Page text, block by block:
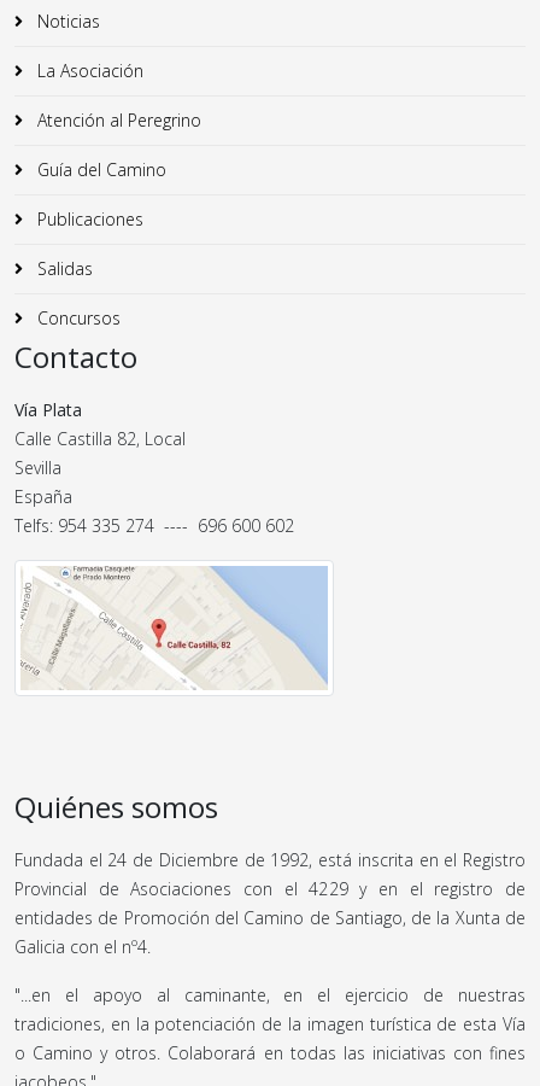
Noticias
La Asociación
Atención al Peregrino
Guía del Camino
Publicaciones
Salidas
Concursos
Contacto
Vía Plata
Calle Castilla 82, Local
Sevilla
España
Telfs: 954 335 274 ---- 696 600 602
Quiénes somos
Fundada el 24 de Diciembre de 1992, está inscrita en el Registro
Provincial de Asociaciones con el 4229 y en el registro de
entidades de Promoción del Camino de Santiago, de la Xunta de
Galicia con el nº4.
"...en el apoyo al caminante, en el ejercicio de nuestras
tradiciones, en la potenciación de la imagen turística de esta Vía
o Camino y otros. Colaborará en todas las iniciativas con fines